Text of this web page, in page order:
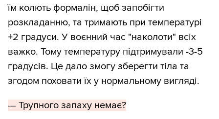
їм колють формалін, щоб запобігти
розкладанню, та тримають при температурі
+2 градуси. У воєнний час "наколоти" всіх
важко. Тому температуру підтримували -3-5
градусів. Це дало змогу зберегти тіла та
згодом поховати їх у нормальному вигляді.
— Трупного запаху немає?